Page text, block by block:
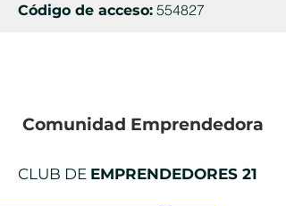
Código de acceso: 554827
Comunidad Emprendedora
CLUB DE EMPRENDEDORES 21